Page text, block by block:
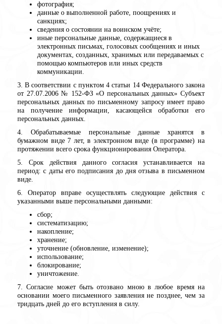
фотография;
данные о выполненной работе, поощрениях и
санкциях;
сведения о состоянии на воинском учёте;
иные персональные данные, содержащиеся в
электронных письмах, голосовых сообщениях и иных
документах, созданных, хранимых или передаваемых с
помощью компьютеров или иных средств
коммуникации.
3. В соответствии с пунктом 4 статьи 14 Федерального закона
от 27.07.2006 № 152-ФЗ «О персональных данных» Субъект
персональных данных по письменному запросу имеет право
на получение информации, касающейся обработки его
персональных данных.
4. Обрабатываемые персональные данные хранятся в
бумажном виде 7 лет, в электронном виде (в программе) на
протяжении всего срока функционирования Оператора.
5. Срок действия данного согласия устанавливается на
период: с даты его подписания до дня отзыва в письменном
виде.
6. Оператор вправе осуществлять следующие действия с
указанными выше персональными данными:
сбор;
систематизацию;
накопление;
хранение;
уточнение (обновление, изменение);
использование;
блокирование;
уничтожение.
7. Согласие может быть отозвано мною в любое время на
основании моего письменного заявления не позднее, чем за
тридцать дней до eго вступления в силу.